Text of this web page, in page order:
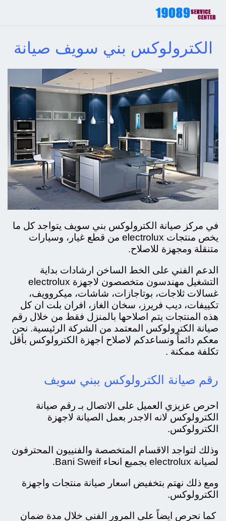
الكترولوكس بني سويف صيانة
في مركز صيانة الكترولوكس بني سويف يتواجد كل ما
يخص منتجات electrolux من قطع غيار، و
سيارات
متنقلة ومجهزة للاصلاح.
الدعم الفني على الخط الساخن ارشادات بداية
التشغيل مهندسون متخصصون لاجهزة electrolux
غسالات ثلاجات، بوتاجازات، شاشات، ميكروويف،
تكييفات، ديب فريرز، سخان الغاز، افران بلت ان كل
هذه المنتجات يتم اصلاحها بالمنزل فقط من خلال رقم
صيانة الكترولوكس المعتمد من الشركة الرئيسية. نحن
معكم دائماً ونساعدكم لاصلاح اجهزة الكترولوكس بأقل
تكلفة ممكنة .
رقم صيانة الكترولوكس ببني سويف
احرص عزيزي العميل على الاتصال بـ رقم صيانة
الكترولوكس لانه الاجدر بعمل الصيانة لاجهزة
الكترولوكس.
وذلك لتواجد الاقسام المتخصصة والفنييون المحترفون
لصيانة electrolux بجميع انحاء Bani Sweif.
ومع ذلك نهتم بتخفيض اسعار صيانة منتجات واجهزة
الكترولوكس.
كما نحرص ايضاً على المرور الفنى خلال مدة ضمان